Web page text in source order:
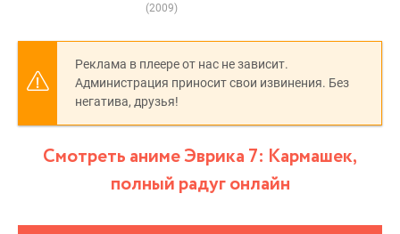
(2009)
Реклама в плеере от нас не зависит.
Администрация приносит свои извинения. Без
негатива, друзья!
Смотреть аниме Эврика 7: Кармашек,
полный радуг онлайн